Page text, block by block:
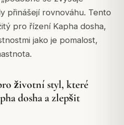
přinášejí rovnováhu. Tento
pro řízení Kapha dosha,
jako je pomalost,
životní styl, které
dosha a zlepšit